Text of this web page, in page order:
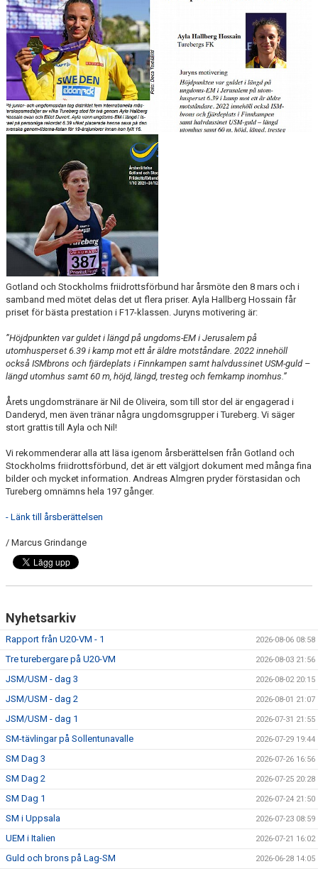
ARRANGEMANG
STATISTIK & RESULTAT
FUNKTIONÄR
TÄVLINGAR
KONTAKT
KALENDER
Gotland och Stockholms friidrottsförbund har årsmöte den 8 mars och i
samband med mötet delas det ut flera priser. Ayla Hallberg Hossain får
priset för bästa prestation i F17-klassen. Juryns motivering är:
”Höjdpunkten var guldet i längd på ungdoms-EM i Jerusalem på
utomhusperset 6.39 i kamp mot ett år äldre motståndare. 2022 innehöll
också ISMbrons och fjärdeplats i Finnkampen samt halvdussinet USM-guld –
längd utomhus samt 60 m, höjd, längd, tresteg och femkamp inomhus.”
Årets ungdomstränare är Nil de Oliveira, som till stor del är engagerad i
Danderyd, men även tränar några ungdomsgrupper i Tureberg. Vi säger
stort grattis till Ayla och Nil!
Vi rekommenderar alla att läsa igenom årsberättelsen från Gotland och
Stockholms friidrottsförbund, det är ett välgjort dokument med många fina
bilder och mycket information. Andreas Almgren pryder förstasidan och
Tureberg omnämns hela 197 gånger.
- Länk till årsberättelsen
/ Marcus Grindange
Nyhetsarkiv
Rapport från U20-VM - 1 2026-08-06 08:58
Tre turebergare på U20-VM 2026-08-03 21:56
JSM/USM - dag 3 2026-08-02 20:15
JSM/USM - dag 2 2026-08-01 21:07
JSM/USM - dag 1 2026-07-31 21:55
SM-tävlingar på Sollentunavalle 2026-07-29 19:44
SM Dag 3 2026-07-26 16:56
SM Dag 2 2026-07-25 20:28
SM Dag 1 2026-07-24 21:50
SM i Uppsala 2026-07-23 08:59
UEM i Italien 2026-07-21 16:02
Guld och brons på Lag-SM 2026-06-28 14:05